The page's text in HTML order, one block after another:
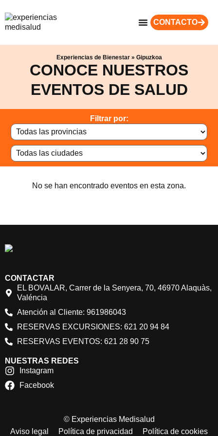
CONTACTO
Experiencias de Bienestar» Gipuzkoa
CONOCE NUESTROS
EVENTOS DE SALUD
Filtrar por:
No se han encontrado eventos en esta zona.
CONTACTAR
EL BOVALAR, Carrer de la Senyera, 70, 46970 Alaquàs,
Valéncia
Atención al Cliente: 961986043
RESERVAS EXCURSIONES: 621 20 94 84
RESERVAS EVENTOS: 621 28 90 75
NUESTRAS REDES
Instagram
Facebook
© Experiencias Medisalud
Aviso legal
Política de privacidad Política de cookies